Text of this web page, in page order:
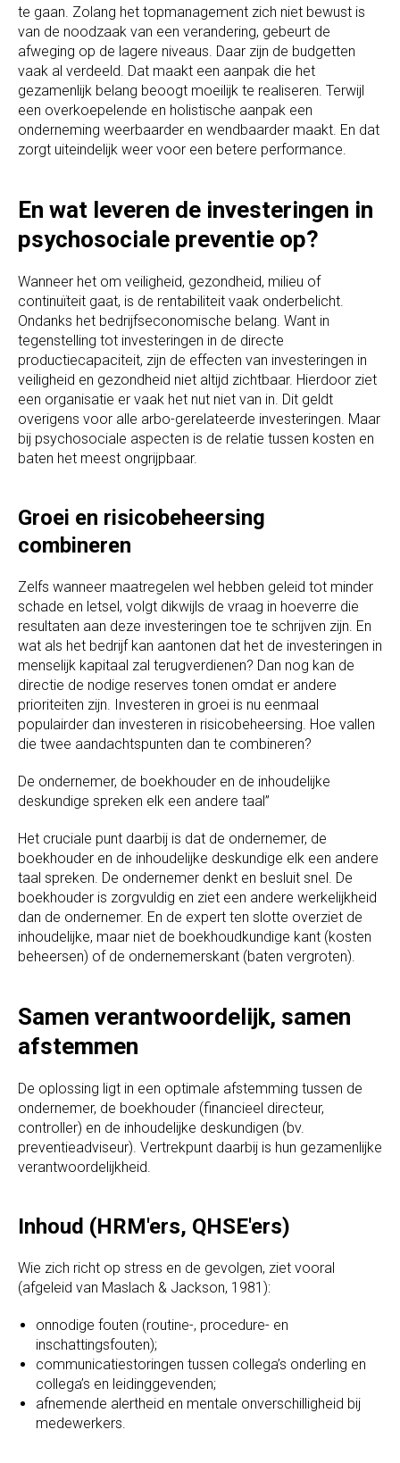
te gaan. Zolang het topmanagement zich niet bewust is
van de noodzaak van een verandering, gebeurt de
afweging op de lagere niveaus. Daar zijn de budgetten
vaak al verdeeld. Dat maakt een aanpak die het
gezamenlijk belang beoogt moeilijk te realiseren. Terwijl
een overkoepelende en holistische aanpak een
onderneming weerbaarder en wendbaarder maakt. En dat
zorgt uiteindelijk weer voor een betere performance.
En wat leveren de investeringen in
psychosociale preventie op?
Wanneer het om veiligheid, gezondheid, milieu of
continuïteit gaat, is de rentabiliteit vaak onderbelicht.
Ondanks het bedrijfseconomische belang. Want in
tegenstelling tot investeringen in de directe
productiecapaciteit, zijn de effecten van investeringen in
veiligheid en gezondheid niet altijd zichtbaar. Hierdoor ziet
een organisatie er vaak het nut niet van in. Dit geldt
overigens voor alle arbo-gerelateerde investeringen. Maar
bij psychosociale aspecten is de relatie tussen kosten en
baten het meest ongrijpbaar.
Groei en risicobeheersing
combineren
Zelfs wanneer maatregelen wel hebben geleid tot minder
schade en letsel, volgt dikwijls de vraag in hoeverre die
resultaten aan deze investeringen toe te schrijven zijn. En
wat als het bedrijf kan aantonen dat het de investeringen in
menselijk kapitaal zal terugverdienen? Dan nog kan de
directie de nodige reserves tonen omdat er andere
prioriteiten zijn. Investeren in groei is nu eenmaal
populairder dan investeren in risicobeheersing. Hoe vallen
die twee aandachtspunten dan te combineren?
De ondernemer, de boekhouder en de inhoudelijke
deskundige spreken elk een andere taal”
Het cruciale punt daarbij is dat de ondernemer, de
boekhouder en de inhoudelijke deskundige elk een andere
taal spreken. De ondernemer denkt en besluit snel. De
boekhouder is zorgvuldig en ziet een andere werkelijkheid
dan de ondernemer. En de expert ten slotte overziet de
inhoudelijke, maar niet de boekhoudkundige kant (kosten
beheersen) of de ondernemerskant (baten vergroten).
Samen verantwoordelijk, samen
afstemmen
De oplossing ligt in een optimale afstemming tussen de
ondernemer, de boekhouder (financieel directeur,
controller) en de inhoudelijke deskundigen (bv.
preventieadviseur). Vertrekpunt daarbij is hun gezamenlijke
verantwoordelijkheid.
Inhoud (HRM'ers, QHSE'ers)
Wie zich richt op stress en de gevolgen, ziet vooral
(afgeleid van Maslach & Jackson, 1981):
onnodige fouten (routine-, procedure- en
inschattingsfouten);
communicatiestoringen tussen collega’s onderling en
collega’s en leidinggevenden;
afnemende alertheid en mentale onverschilligheid bij
medewerkers.